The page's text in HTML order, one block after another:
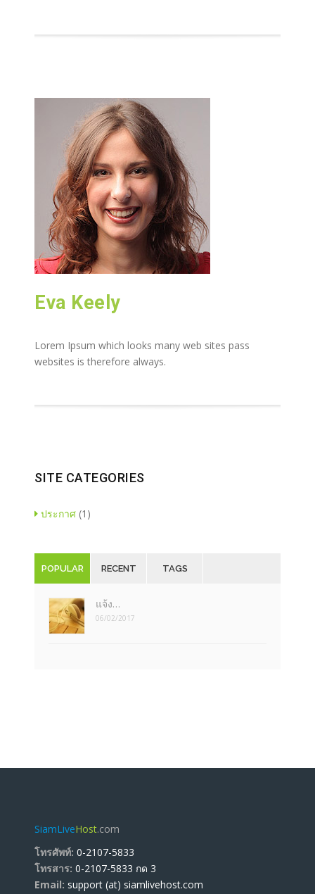
Eva Keely
Lorem Ipsum which looks many web sites pass
websites is therefore always.
SITE CATEGORIES
ประกาศ (1)
POPULAR RECENT TAGS
แจ้ง…
06/02/2017
SiamLiveHost.com
โทรศัพท์: 0-2107-5833
โทรสาร: 0-2107-5833 กด 3
Email: support (at) siamlivehost.com